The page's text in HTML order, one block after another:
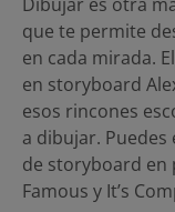
que te permite
en cada mirada.
en storyboard
esos rincones
a dibujar.
de storyboard en
Famous y It’s